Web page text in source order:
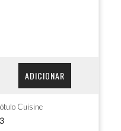
ADICIONAR
Cuisine